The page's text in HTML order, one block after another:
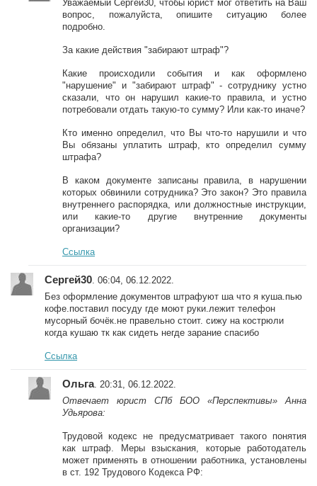
Уважаемый Сергей30, чтобы юрист мог ответить на Ваш
вопрос, пожалуйста, опишите ситуацию более
подробно.
За какие действия "забирают штраф"?
Какие происходили события и как оформлено
"нарушение" и "забирают штраф" - сотруднику устно
сказали, что он нарушил какие-то правила, и устно
потребовали отдать такую-то сумму? Или как-то иначе?
Кто именно определил, что Вы что-то нарушили и что
Вы обязаны уплатить штраф, кто определил сумму
штрафа?
В каком документе записаны правила, в нарушении
которых обвинили сотрудника? Это закон? Это правила
внутреннего распорядка, или должностные инструкции,
или какие-то другие внутренние документы
организации?
Ссылка
Сергей30 . 06:04, 06.12.2022.
Без оформление документов штрафуют ша что я куша.пью
кофе.поставил посуду где моют руки.лежит телефон
мусорный бочёк.не правельно стоит. сижу на кострюли
когда кушаю тк как сидеть негде зарание спасибо
Ссылка
Ольга. 20:31, 06.12.2022.
Отвечает юрист СПб БОО «Перспективы» Анна
Удьярова:
Трудовой кодекс не предусматривает такого понятия
как штраф. Меры взыскания, которые работодатель
может применять в отношении работника, установлены
в ст. 192 Трудового Кодекса РФ: